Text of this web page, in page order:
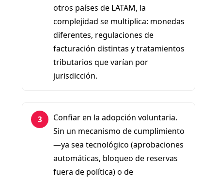
otros países de LATAM, la
complejidad se multiplica: monedas
diferentes, regulaciones de
facturación distintas y tratamientos
tributarios que varían por
jurisdicción.
3
Confiar en la adopción voluntaria.
Sin un mecanismo de cumplimiento
—ya sea tecnológico (aprobaciones
automáticas, bloqueo de reservas
fuera de política) o de